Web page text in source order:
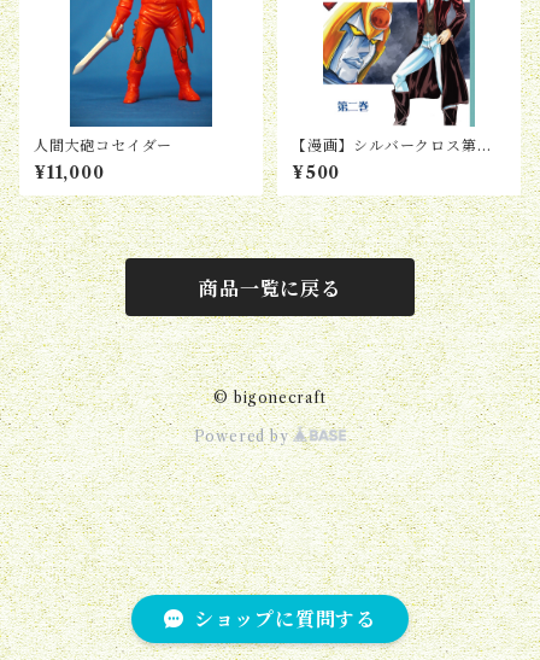
ショップに質問する
人間大砲コセイダー
¥11,000
【漫画】シルバークロス第２
巻
¥500
商品一覧に戻る
© bigonecraft
Powered by